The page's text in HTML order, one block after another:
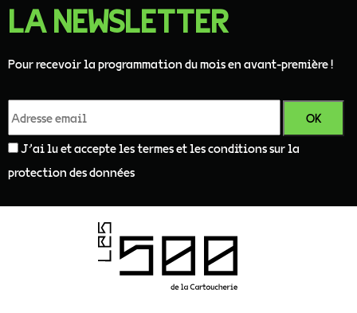
LA NEWSLETTER
Pour recevoir la programmation du mois en avant-première !
J'ai lu et accepte les termes et les conditions sur la
protection des données